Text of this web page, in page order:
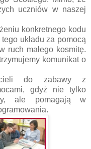
uczniów w naszej
konkretnego kodu
układu za pomocą
ruch małego kosmitę.
komunikat o
do zabawy z
gdyż nie tylko
ale pomagają w